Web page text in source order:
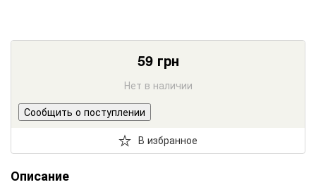
59грн
Нет в наличии
Сообщить о поступлении
В избранное
Описание